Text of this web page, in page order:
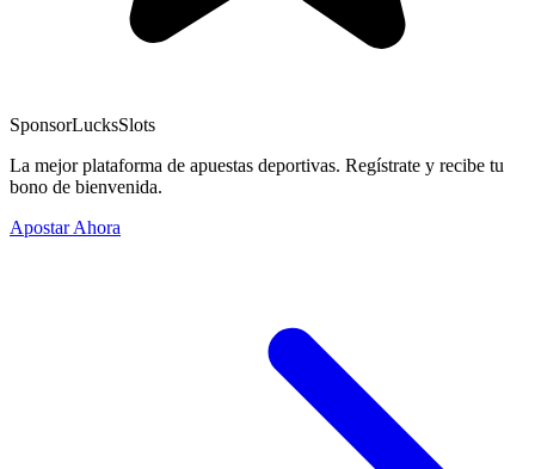
SponsorLucksSlots
La mejor plataforma de apuestas deportivas. Regístrate y recibe tu
bono de bienvenida.
Apostar Ahora